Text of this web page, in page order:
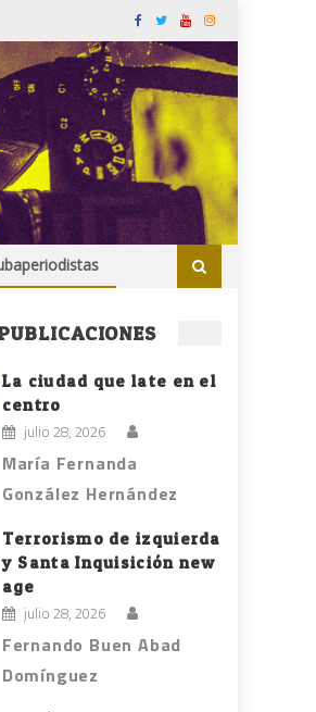
La ciudad que late en el
centro
julio 28, 2026
María Fernanda
González Hernández
Terrorismo de izquierda
y Santa Inquisición new
age
julio 28, 2026
Fernando Buen Abad
Domínguez